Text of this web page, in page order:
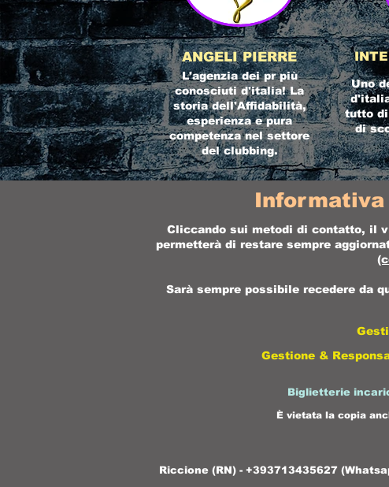
ANGELI PIERRE
L'agenzia dei pr più
conosciuti d'italia! La
storia dell'Affidabilità,
esperienza e pura
competenza nel settore
del clubbing.
Uno
tutto
di
Cliccando sui metodi di contatto, il
permetterà di restare sempre
Sarà sempre possibile recedere da
Gestione &
Biglietterie
È vietata la copia
Riccione (RN) - +393713435627